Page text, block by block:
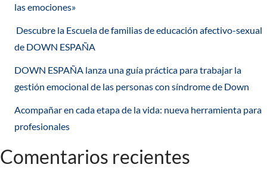
las emociones»
Descubre la Escuela de familias de educación afectivo-sexual
de DOWN ESPAÑA
DOWN ESPAÑA lanza una guía práctica para trabajar la
gestión emocional de las personas con síndrome de Down
Acompañar en cada etapa de la vida: nueva herramienta para
profesionales
Comentarios recientes